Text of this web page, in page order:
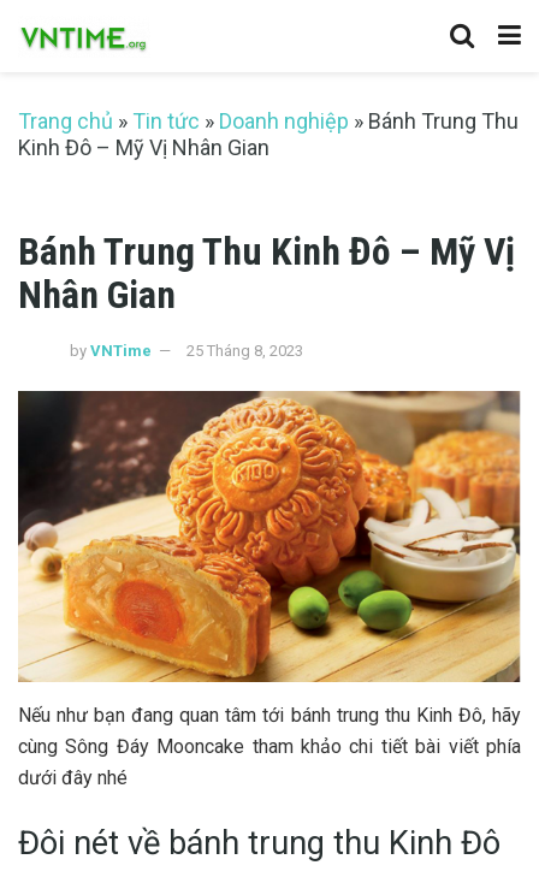
Trang chủ » Tin tức » Doanh nghiệp » Bánh Trung Thu
Kinh Đô – Mỹ Vị Nhân Gian
Bánh Trung Thu Kinh Đô – Mỹ Vị
Nhân Gian
by VNTime 25 Tháng 8, 2023
Nếu như bạn đang quan tâm tới bánh trung thu Kinh Đô, hãy
cùng Sông Đáy Mooncake tham khảo chi tiết bài viết phía
dưới đây nhé
Đôi nét về bánh trung thu Kinh Đô